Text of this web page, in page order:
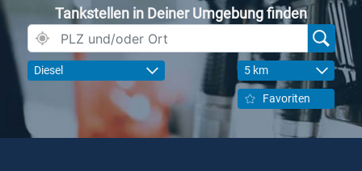
Tankstellen in Deiner Umgebung finden
Diesel 5 km
Favoriten